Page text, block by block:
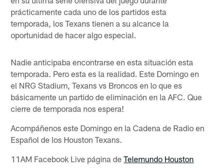
prácticamente cada uno de los partidos esta
temporada, los Texans tienen a su alcance la
oportunidad de hacer algo especial.
Nadie anticipaba encontrarse en esta situación esta
temporada. Pero esta es la realidad. Este Domingo en
el NRG Stadium, Texans vs Broncos en lo que es
básicamente un partido de eliminación en la AFC. Que
cierre de temporada nos espera!
Acompáñenos este Domingo en la Cadena de Radio en
Español de los Houston Texans.
11AM Facebook Live página deTelemundo Houston